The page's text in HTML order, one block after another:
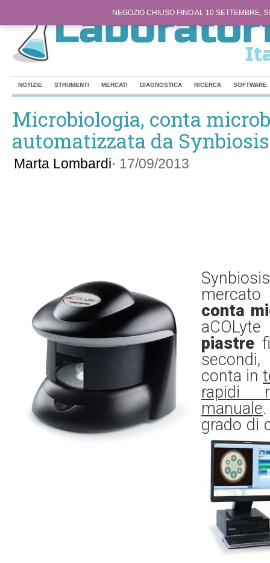
NOTIZIE STRUMENTI MERCATI DIAGNOSTICA RICERCA SOFTWARE
Microbiologia, conta
automatizzata da Synbiosis
Marta Lombardi⋅ 17/09/2013
conta
piastre
conta in
rapidi
manuale
grado di
NEGOZIO CHIUSO FINO AL 10 SETTEMBRE,